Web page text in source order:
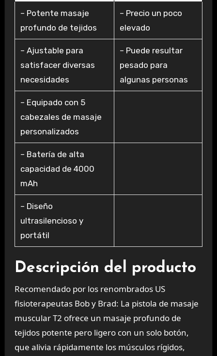
– Potente masaje
profundo de tejidos
– Precio un poco
elevado
– Ajustable para
satisfacer diversas
necesidades
– Puede resultar
pesado para
algunas personas
– Equipado con 5
cabezales de masaje
personalizados
– Batería de alta
capacidad de 4000
mAh
– Diseño
ultrasilencioso y
portátil
Descripción del producto
Recomendado por los renombrados US
fisioterapeutas Bob y Brad: La pistola de masaje
muscular T2 ofrece un masaje profundo de
tejidos potente pero ligero con un solo botón,
que alivia rápidamente los músculos rígidos,